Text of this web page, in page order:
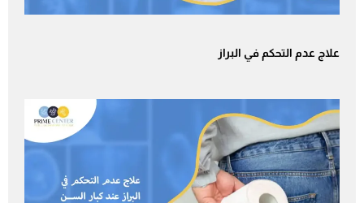
علاج عدم التحكم في البراز